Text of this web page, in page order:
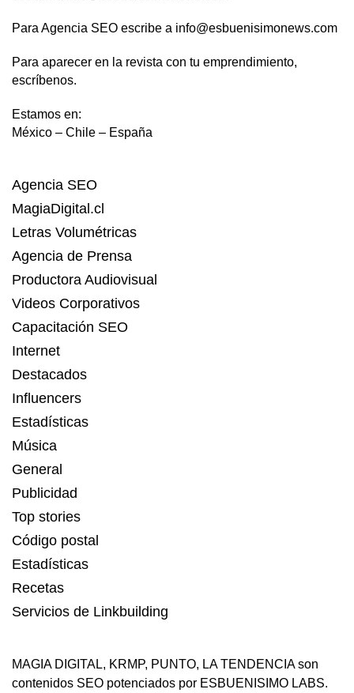
Para Agencia SEO escribe a info@esbuenisimonews.com
Para aparecer en la revista con tu emprendimiento,
escríbenos.
Estamos en:
México – Chile – España
Agencia SEO
MagiaDigital.cl
Letras Volumétricas
Agencia de Prensa
Productora Audiovisual
Videos Corporativos
Capacitación SEO
Internet
Destacados
Influencers
Estadísticas
Música
General
Publicidad
Top stories
Código postal
Estadísticas
Recetas
Servicios de Linkbuilding
MAGIA DIGITAL, KRMP, PUNTO, LA TENDENCIAson
contenidos SEO potenciados por ESBUENISIMO LABS.